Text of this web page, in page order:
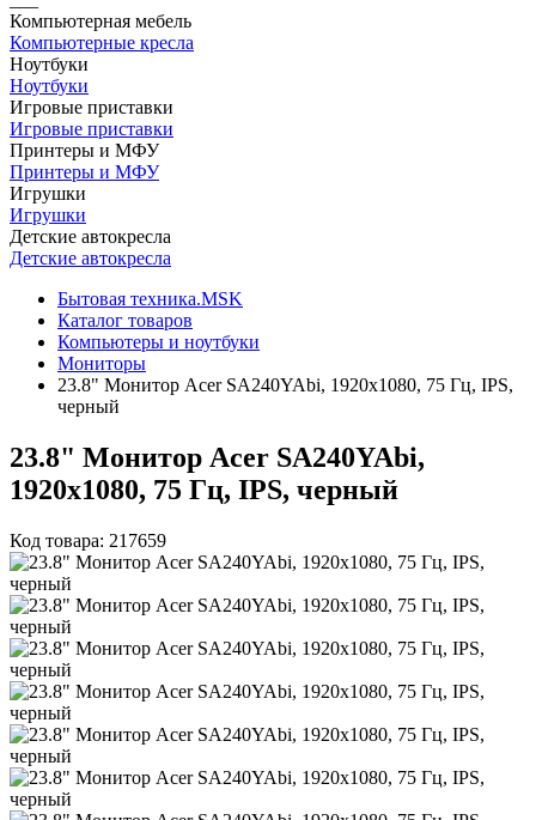
Компьютерная мебель
Компьютерные кресла
Ноутбуки
Ноутбуки
Игровые приставки
Игровые приставки
Принтеры и МФУ
Принтеры и МФУ
Игрушки
Игрушки
Детские автокресла
Детские автокресла
Бытовая техника.MSK
Каталог товаров
Компьютеры и ноутбуки
Мониторы
23.8" Монитор Acer SA240YAbi, 1920x1080, 75 Гц, IPS,
черный
23.8" Монитор Acer SA240YAbi,
1920x1080, 75 Гц, IPS, черный
Код товара: 217659